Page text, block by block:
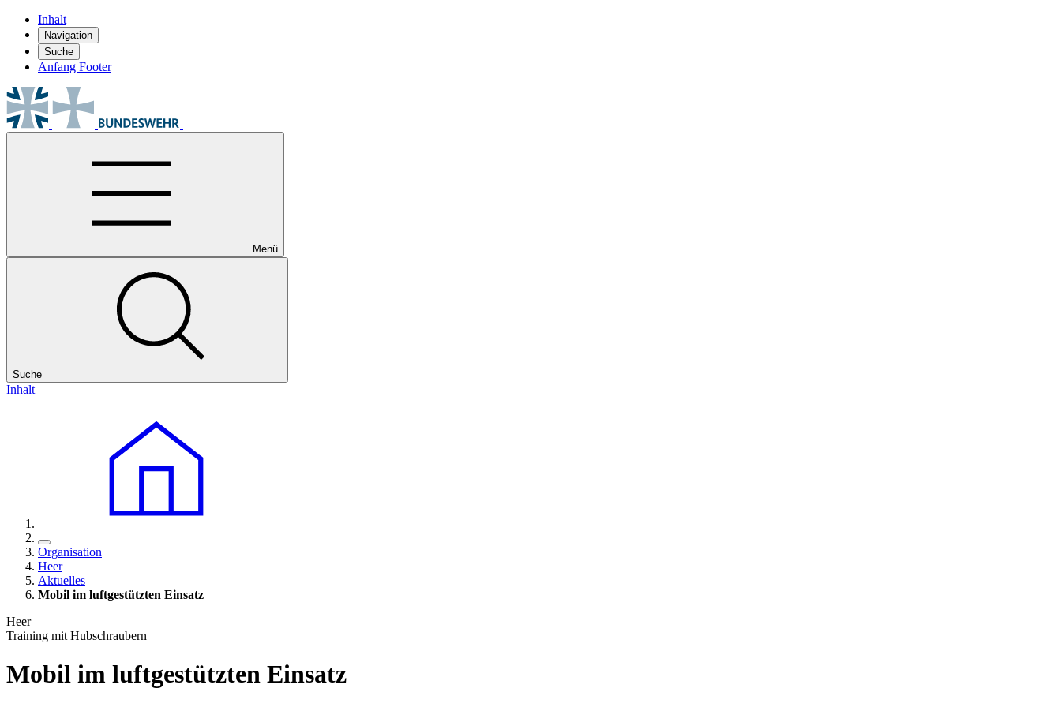
Inhalt
Navigation
Suche
Anfang Footer
Menü
Suche
Inhalt
Organisation
Heer
Aktuelles
Mobil im luftgestützten Einsatz
Heer
Training mit Hubschraubern
Mobil im luftgestützten Einsatz